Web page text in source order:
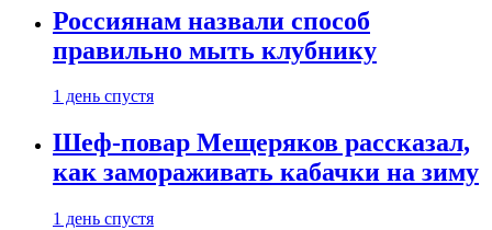
Россиянам назвали способ
правильно мыть клубнику
1 день спустя
Шеф-повар Мещеряков рассказал,
как замораживать кабачки на зиму
1 день спустя